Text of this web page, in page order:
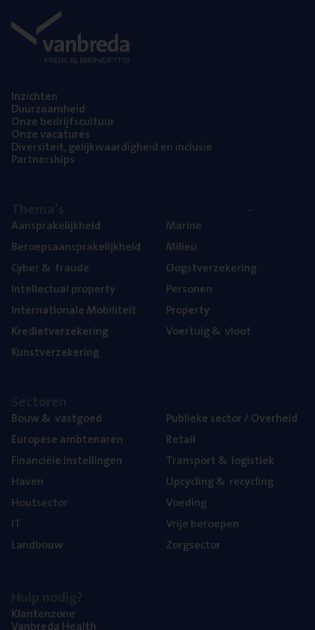
Inzich­ten
Duur­zaam­heid
Onze bedrijfs­cul­tuur
Onze vaca­tu­res
Diver­si­teit, gelijk­waar­dig­heid en inclusie
Part­ner­ships
Aan­spra­ke­lijk­heid
Beroeps­aan­spra­ke­lijk­heid
Cyber& fraude
Intel­lec­tu­al property
Inter­na­ti­o­na­le Mobiliteit
Kre­diet­ver­ze­ke­ring
Kunst­ver­ze­ke­ring
Mari­ne
Mili­eu
Oogst­ver­ze­ke­ring
Per­so­nen
Pro­per­ty
Voer­tuig& vloot
Bouw& vastgoed
Euro­pe­se ambtenaren
Finan­ci­ë­le instellingen
Haven
Hout­sec­tor
IT
Land­bouw
Publie­ke sec­tor / Overheid
Retail
Trans­port& logistiek
Upcy­cling& recycling
Voe­ding
Vrije beroe­pen
Zorg­sec­tor
Klan­ten­zo­ne
Van­b­re­da Health